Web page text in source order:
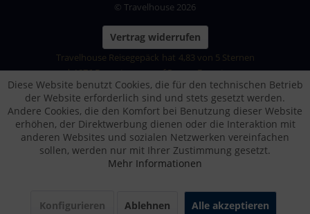
© Travelhouse 2026
Vertrag widerrufen
Travelhouse Reisegepäck hat 4,83 von 5 Sternen
|1876Bewertungen auf ProvenExpert.com
Diese Website benutzt Cookies, die für den technischen Betrieb
der Website erforderlich sind und stets gesetzt werden.
Andere Cookies, die den Komfort bei Benutzung dieser Website
erhöhen, der Direktwerbung dienen oder die Interaktion mit
anderen Websites und sozialen Netzwerken vereinfachen
sollen, werden nur mit Ihrer Zustimmung gesetzt.
Mehr Informationen
Konfigurieren Ablehnen Alle akzeptieren